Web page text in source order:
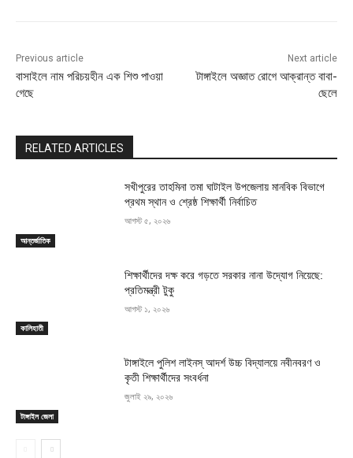
Previous article
বাসাইলে নাম পরিচয়হীন এক শিশু পাওয়া
গেছে
Next article
টাঙ্গাইলে অজ্ঞাত রোগে আক্রান্ত বাবা-
ছেলে
RELATED ARTICLES
আন্তর্জাতিক
সখীপুরের তাহমিনা তমা ঘাটাইল উপজেলায় মানবিক বিভাগে
প্রথম স্থান ও শ্রেষ্ঠ শিক্ষার্থী নির্বাচিত
আগস্ট ৫, ২০২৬
কালিহাতী
শিক্ষার্থীদের দক্ষ করে গড়তে সরকার নানা উদ্যোগ নিয়েছে:
প্রতিমন্ত্রী টুকু
আগস্ট ১, ২০২৬
টাঙ্গাইল জেলা
টাঙ্গাইলে পুলিশ লাইনস্ আদর্শ উচ্চ বিদ্যালয়ে নবীনবরণ ও
কৃতী শিক্ষার্থীদের সংবর্ধনা
জুলাই ২৯, ২০২৬